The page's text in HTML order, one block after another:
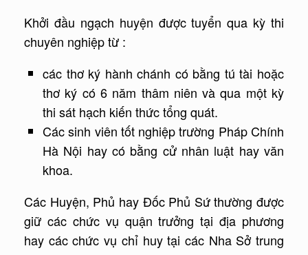
Khởi đầu ngạch huyện được tuyển qua kỳ thi
chuyên nghiệp từ :
các thơ ký hành chánh có bằng tú tài hoặc
thơ ký có 6 năm thâm niên và qua một kỳ
thi sát hạch kiến thức tổng quát.
Các sinh viên tốt nghiệp trường Pháp Chính
Hà Nội hay có bằng cử nhân luật hay văn
khoa.
Các Huyện, Phủ hay Đốc Phủ Sứ thường được
giữ các chức vụ quận trưởng tại địa phương
hay các chức vụ chỉ huy tại các Nha Sở trung